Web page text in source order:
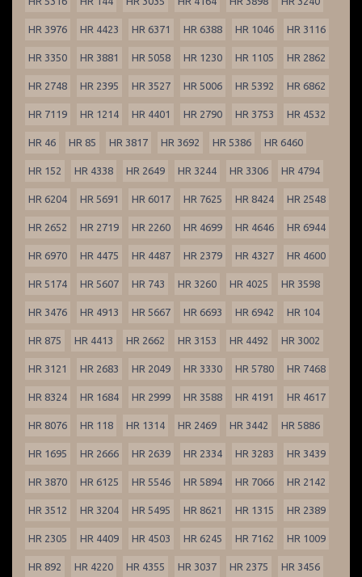
HR 3976 HR 4423 HR 6371 HR 6388 HR 1046 HR 3116
HR 3350 HR 3881 HR 5058 HR 1230 HR 1105 HR 2862
HR 2748 HR 2395 HR 3527 HR 5006 HR 5392 HR 6862
HR 7119 HR 1214 HR 4401 HR 2790 HR 3753 HR 4532
HR 46 HR 85 HR 3817 HR 3692 HR 5386 HR 6460
HR 152 HR 4338 HR 2649 HR 3244 HR 3306 HR 4794
HR 6204 HR 5691 HR 6017 HR 7625 HR 8424 HR 2548
HR 2652 HR 2719 HR 2260 HR 4699 HR 4646 HR 6944
HR 6970 HR 4475 HR 4487 HR 2379 HR 4327 HR 4600
HR 5174 HR 5607 HR 743 HR 3260 HR 4025 HR 3598
HR 3476 HR 4913 HR 5667 HR 6693 HR 6942 HR 104
HR 875 HR 4413 HR 2662 HR 3153 HR 4492 HR 3002
HR 3121 HR 2683 HR 2049 HR 3330 HR 5780 HR 7468
HR 8324 HR 1684 HR 2999 HR 3588 HR 4191 HR 4617
HR 8076 HR 118 HR 1314 HR 2469 HR 3442 HR 5886
HR 1695 HR 2666 HR 2639 HR 2334 HR 3283 HR 3439
HR 3870 HR 6125 HR 5546 HR 5894 HR 7066 HR 2142
HR 3512 HR 3204 HR 5495 HR 8621 HR 1315 HR 2389
HR 2305 HR 4409 HR 4503 HR 6245 HR 7162 HR 1009
HR 892 HR 4220 HR 4355 HR 3037 HR 2375 HR 3456